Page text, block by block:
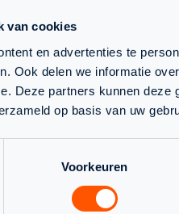
van cookies
en advertenties te
Ook delen we informatie
Deze partners kunnen
op basis van uw
Voorkeuren